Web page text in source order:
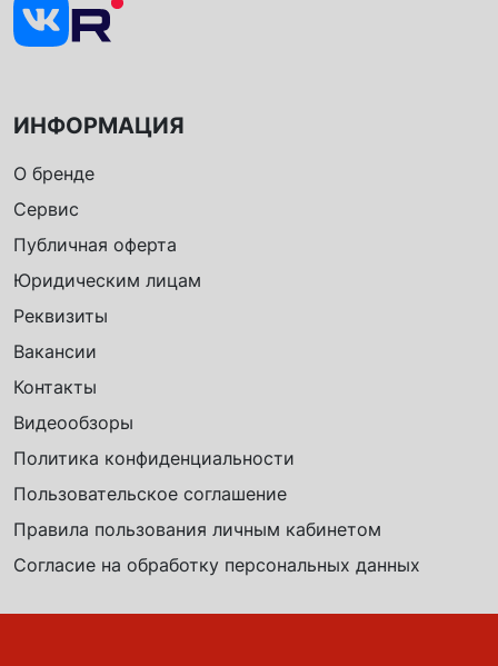
ИНФОРМАЦИЯ
О бренде
Сервис
Публичная оферта
Юридическим лицам
Реквизиты
Вакансии
Контакты
Видеообзоры
Политика конфиденциальности
Пользовательское соглашение
Правила пользования личным кабинетом
Согласие на обработку персональных данных